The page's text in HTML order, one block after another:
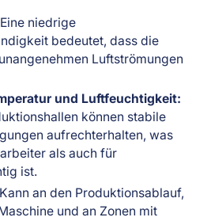
Eine niedrige
bedeutet, dass die
Luftströmungen
und Luftfeuchtigkeit:
können stabile
aufrechterhalten, was
als auch für
ist.
Kann an den Produktionsablauf,
und an Zonen mit